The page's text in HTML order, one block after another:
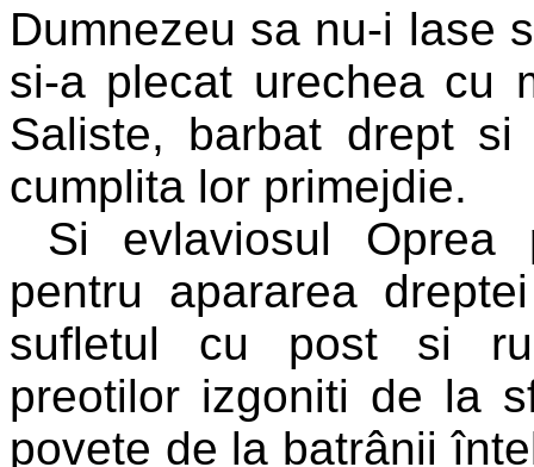
Dumnezeu sa nu-i lase
si-a plecat urechea cu
Saliste, barbat drept
cumplita lor primejdie.
Si evlaviosul
pentru apararea
sufletul cu post si
preotilor izgoniti de la
povete de la batrânii